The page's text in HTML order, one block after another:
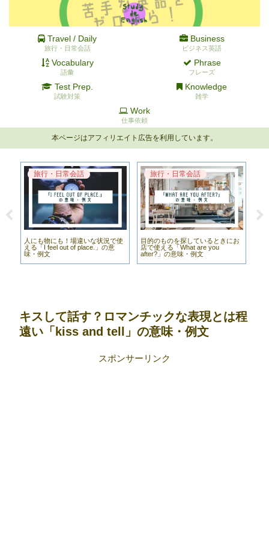
Travel / Daily
旅行・日常会話
Business
ビジネス英語
Vocabulary
語彙
Phrase
フレーズ
Test Prep.
試験対策
Knowledge
雑学
Work
仕事依頼
本ページはアフィリエイト広告を利用しています。
旅行・日常会話
人にも物にも！場違いな状況で使
える「I feel out of place.」の意
味・例文
旅行・日常会話
目的のものを探しているときにお
店で使える「What are you
after?」の意味・例文
キスして話す？ロマンチックな表現とは程
遠い「kiss and tell」の意味・例文
スポンサーリンク